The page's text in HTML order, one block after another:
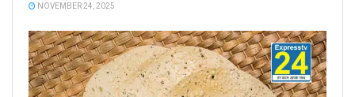
NOVEMBER 24, 2025